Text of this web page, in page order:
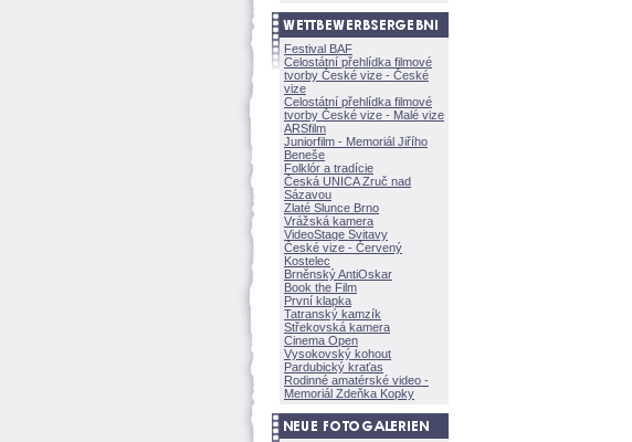
Festival BAF
Celostátní přehlídka filmové
tvorby České vize - České
vize
Celostátní přehlídka filmové
tvorby České vize - Malé vize
ARSfilm
Juniorfilm - Memoriál Jiřího
Beneše
Folklór a tradície
Česká UNICA Zruč nad
Sázavou
Zlaté Slunce Brno
Vrážská kamera
VideoStage Svitavy
České vize - Červený
Kostelec
Brněnský AntiOskar
Book the Film
První klapka
Tatranský kamzík
Střekovská kamera
Cinema Open
Vysokovský kohout
Pardubický kraťas
Rodinné amatérské video -
Memoriál Zdeňka Kopky